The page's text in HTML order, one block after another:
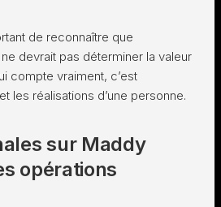
de reconnaître que
devrait pas déterminer la valeur
compte vraiment, c’est
les réalisations d’une personne.
sur Maddy
opérations